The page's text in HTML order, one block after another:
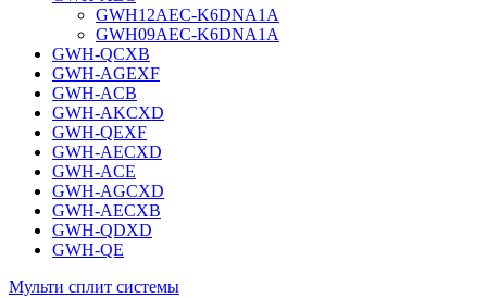
GWH12AEC-K6DNA1A
GWH09AEC-K6DNA1A
GWH-QCXB
GWH-AGEXF
GWH-ACB
GWH-AKCXD
GWH-QEXF
GWH-AECXD
GWH-ACE
GWH-AGCXD
GWH-AECXB
GWH-QDXD
GWH-QE
Мульти сплит системы